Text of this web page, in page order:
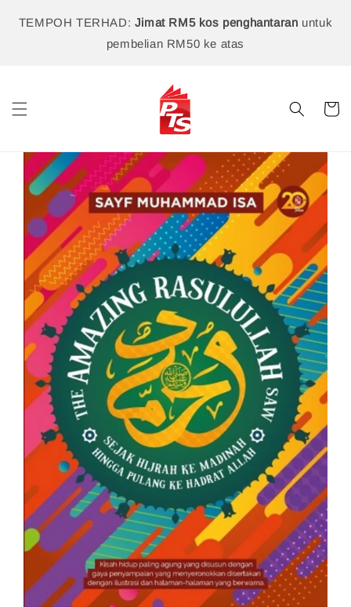
TEMPOH TERHAD: Jimat RM5 kos penghantaran untuk
pembelian RM50 ke atas